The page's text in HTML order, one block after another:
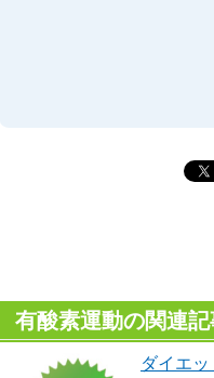
有酸素運動の関連記
ダイエッ